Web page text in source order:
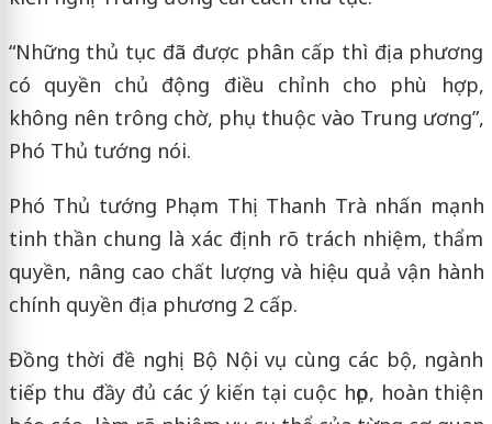
“Những thủ tục đã được phân cấp thì địa phương
có quyền chủ động điều chỉnh cho phù hợp,
không nên trông chờ, phụ thuộc vào Trung ương”,
Phó Thủ tướng nói.
Phó Thủ tướng Phạm Thị Thanh Trà nhấn mạnh
tinh thần chung là xác định rõ trách nhiệm, thẩm
quyền, nâng cao chất lượng và hiệu quả vận hành
chính quyền địa phương 2 cấp.
Đồng thời đề nghị Bộ Nội vụ cùng các bộ, ngành
tiếp thu đầy đủ các ý kiến tại cuộc họp, hoàn thiện